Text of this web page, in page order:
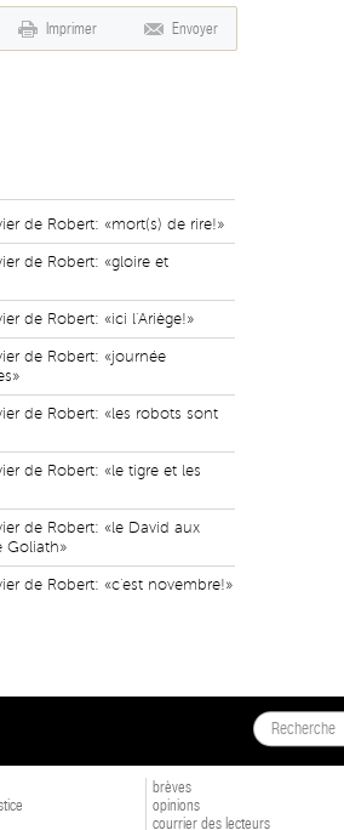
Imprimer Envoyer
de Robert: «mort(s) de rire!»
de Robert: «gloire et
de Robert: «ici l'Ariège!»
de Robert: «journée
de Robert: «les robots sont
de Robert: «le tigre et les
de Robert: «le David aux
Goliath»
de Robert: «c'est novembre!»
brèves
opinions
courrier des lecteurs